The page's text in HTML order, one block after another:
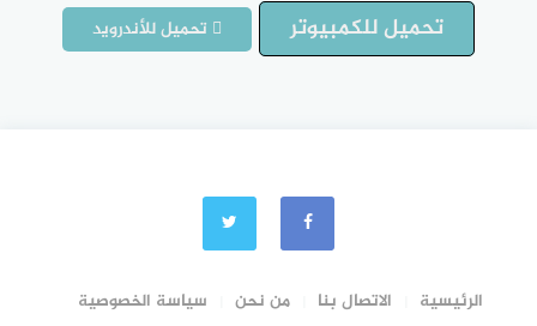
تحميل للكمبيوتر تحميل للأندرويد
الرئيسية الاتصال بنا من نحن سياسة الخصوصية